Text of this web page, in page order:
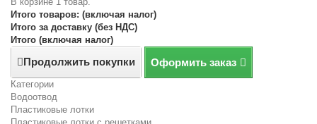
Итого товаров: (включая налог)
Итого за доставку (без НДС)
Итого (включая налог)
Продолжить покупки Оформить заказ
Категории
Водоотвод
Пластиковые лотки